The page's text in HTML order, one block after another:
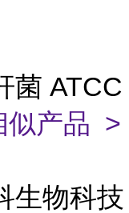
菌 ATCC
似产品 >
生物科技